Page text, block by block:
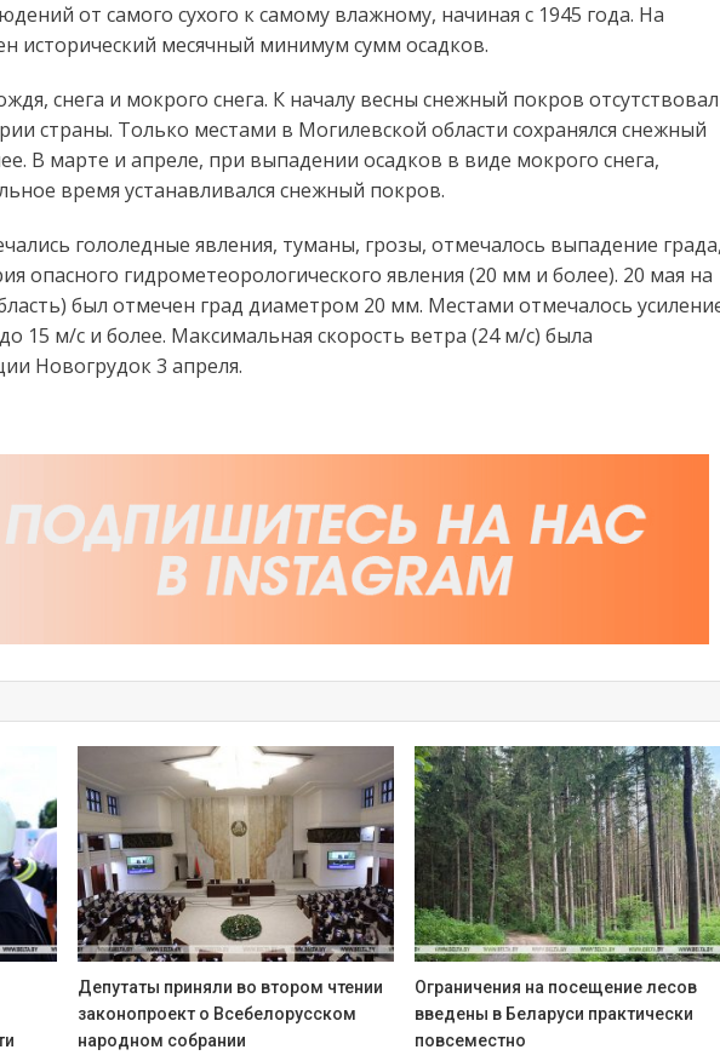
от самого сухого к самому влажному, начиная с 1945 года. На
исторический месячный минимум сумм осадков.
снега и мокрого снега. К началу весны снежный покров отсутствовал
страны. Только местами в Могилевской области сохранялся снежный
В марте и апреле, при выпадении осадков в виде мокрого снега,
время устанавливался снежный покров.
гололедные явления, туманы, грозы, отмечалось выпадение
опасного гидрометеорологического явления (20 мм и более). 20 мая на
был отмечен град диаметром 20 мм. Местами отмечалось
15 м/с и более. Максимальная скорость ветра (24 м/с) была
Новогрудок 3 апреля.
Депутаты приняли во втором чтении
законопроект о Всебелорусском
народном собрании
Ограничения на посещение лесов
введены в Беларуси практически
повсеместно